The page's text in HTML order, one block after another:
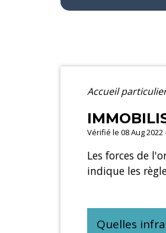
Accueil
Vérifié le 08 Aug
Les forces de
indique les
Quelles